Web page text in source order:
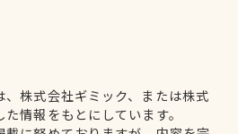
株式会社ギミック、または株式
情報をもとにしています。